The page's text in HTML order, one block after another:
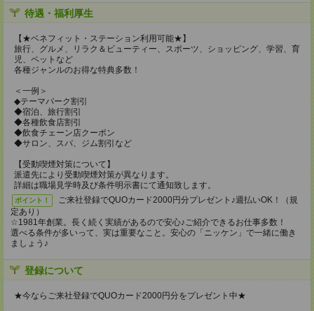
待遇・福利厚生
【★ベネフィット・ステーション利用可能★】
旅行、グルメ、リラク＆ビューティー、スポーツ、ショッピング、学習、育
児、ペットなど
各種ジャンルのお得な特典多数！
＜一例＞
◆テーマパーク割引
◆宿泊、旅行割引
◆各種飲食店割引
◆飲食チェーン店クーポン
◆サロン、スパ、ジム割引など
【受動喫煙対策について】
派遣先により受動喫煙対策が異なります。
詳細は職場見学時及び条件明示書にて通知致します。
ポイント！
ご来社登録でQUOカード2000円分プレゼント♪週払いOK！（規
定あり）
☆1981年創業。長く続く実績があるので安心♪ご紹介できるお仕事多数！
選べる条件が多いって、実は重要なこと。安心の「ニッケン」で一緒に働き
ましょう♪
登録について
★今ならご来社登録でQUOカード2000円分をプレゼント中★